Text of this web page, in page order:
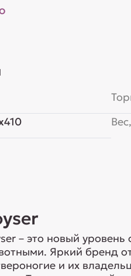
– это новый
Яркий бренд
и их